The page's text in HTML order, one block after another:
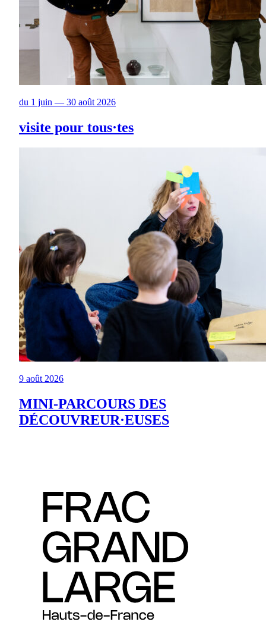
du 1 juin — 30 août 2026
visite pour tous·tes
9 août 2026
MINI-PARCOURS DES
DÉCOUVREUR·EUSES